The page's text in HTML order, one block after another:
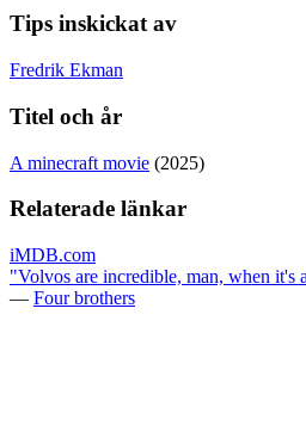
Tips inskickat av
Fredrik Ekman
Titel och år
A minecraft movie (2025)
Relaterade länkar
iMDB.com
"Volvos are incredible, man, when it's
— Four brothers